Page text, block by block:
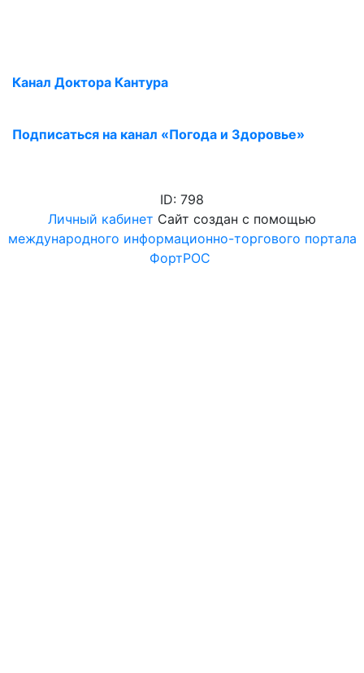
Канал Доктора Кантура
Подписаться на канал «Погода и Здоровье»
ID: 798
Личный кабинет Сайт создан с помощью
международного информационно-торгового портала
ФортРОС